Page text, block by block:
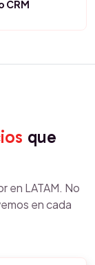
CRM
que
en LATAM. No
en cada